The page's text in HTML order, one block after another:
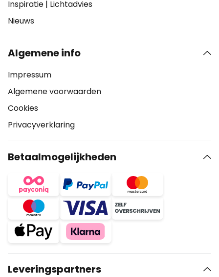
Inspiratie | Lichtadvies
Nieuws
Algemene info
Impressum
Algemene voorwaarden
Cookies
Privacyverklaring
Betaalmogelijkheden
Leveringspartners